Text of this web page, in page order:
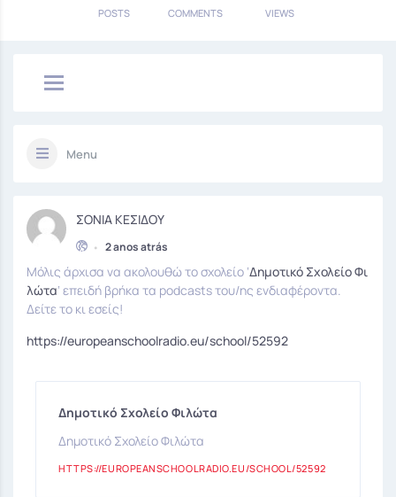
POSTS COMMENTS VIEWS
Menu
ΣΟΝΙΑ ΚΕΣΙΔΟΥ
• 2 anos atrás
Μόλις άρχισα να ακολουθώ το σχολείο ‘Δημοτικό Σχολείο Φι
λώτα‘ επειδή βρήκα τα podcasts του/ης ενδιαφέροντα.
Δείτε το κι εσείς!
https://europeanschoolradio.eu/school/52592
Δημοτικό Σχολείο Φιλώτα
Δημοτικό Σχολείο Φιλώτα
HTTPS://EUROPEANSCHOOLRADIO.EU/SCHOOL/52592